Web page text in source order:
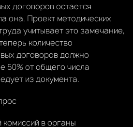
договоров остается
она. Проект методических
учитывает это замечание,
количество
договоров должно
50% от общего числа
из документа.
в органы